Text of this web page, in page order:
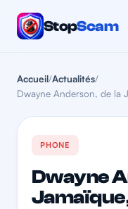
StopScam
Accueil/Actualités/
Dwayne Anderson, de la
PHONE
Dwayne